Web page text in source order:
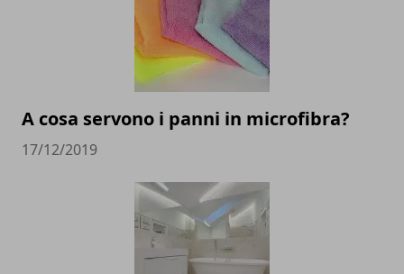
A cosa servono i panni in microfibra?
17/12/2019